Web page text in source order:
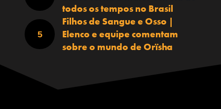
todos os tempos no Brasil
Filhos de Sangue e Osso |
Elenco e equipe comentam
sobre o mundo de Orïsha